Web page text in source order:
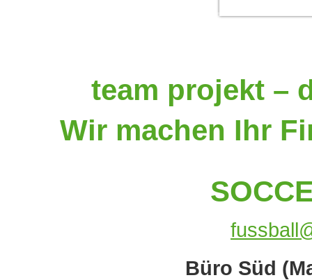
team projekt –
Wir machen Ihr
Büro Süd